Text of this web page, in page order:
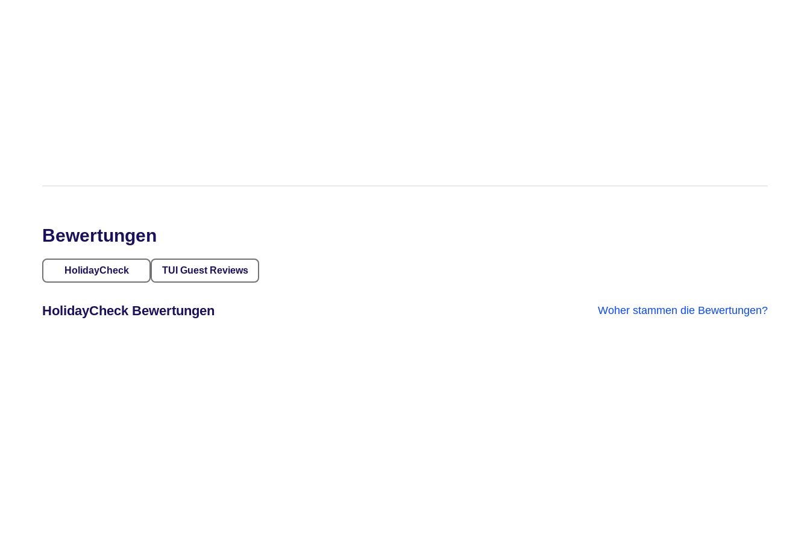
Bewertungen
HolidayCheck TUI Guest Reviews
HolidayCheck Bewertungen Woher stammen die Bewertungen?